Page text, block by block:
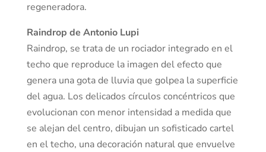
regeneradora.
Raindrop de Antonio Lupi
Raindrop, se trata de un rociador integrado en el
techo que reproduce la imagen del efecto que
genera una gota de lluvia que golpea la superficie
del agua. Los delicados círculos concéntricos que
evolucionan con menor intensidad a medida que
se alejan del centro, dibujan un sofisticado cartel
en el techo, una decoración natural que envuelve